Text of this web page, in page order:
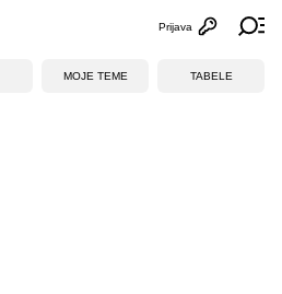
Otvori
Prijava
MOJE TEME TABELE